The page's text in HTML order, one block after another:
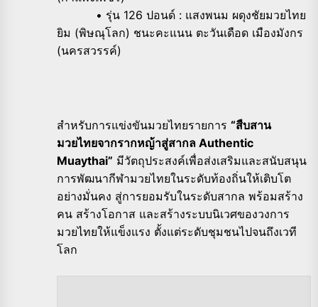
• รุ่น 126 ปอนด์ : แสงพนม ผดุงชัยมวยไทย
ยิม (พิษณุโลก) ชนะคะแนน ตะวันเดือด เมืองมังกร
(นครสวรรค์)
สำหรับการแข่งขันมวยไทยรายการ “สืบสาน
มวยไทยจากรากหญ้าสู่สากล Authentic
Muaythai” มีวัตถุประสงค์เพื่อส่งเสริมและสนับสนุน
การพัฒนากีฬามวยไทยในระดับท้องถิ่นให้เติบโต
อย่างมั่นคง สู่การยอมรับในระดับสากล พร้อมสร้าง
คน สร้างโอกาส และสร้างระบบนิเวศของวงการ
มวยไทยให้แข็งแรง ตั้งแต่ระดับชุมชนไปจนถึงเวที
โลก